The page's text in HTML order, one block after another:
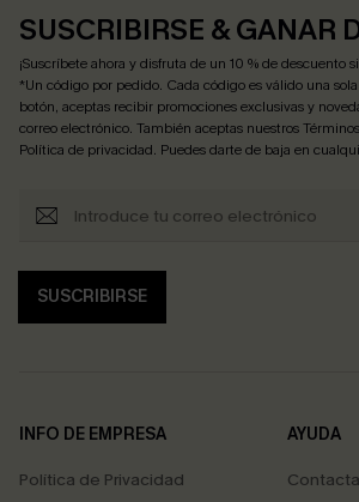
SUSCRIBIRSE & GANAR
¡Suscríbete ahora y disfruta de un 10 % de descuento
*Un código por pedido. Cada código es válido una
botón, aceptas recibir promociones exclusivas y
correo electrónico. También aceptas nuestros
Política de privacidad. Puedes darte de baja en
SUSCRIBIRSE
INFO DE EMPRESA
Política de Privacidad
AYUDA